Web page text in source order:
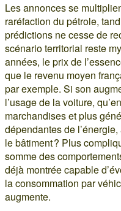
Les annonces se
raréfaction du pétrole,
prédictions ne cesse de
scénario territorial reste
années, le prix de
que le revenu moyen
par exemple. Si son
l’usage de la voiture,
marchandises et plus
dépendantes de
le bâtiment ? Plus
somme des
déjà montrée capable
la consommation par
augmente.